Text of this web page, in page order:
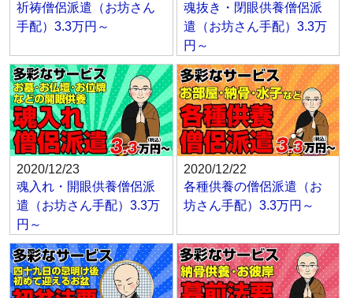
祈祷僧侶派遣（お坊さん
手配）3.3万円～
魂抜き・閉眼供養僧侶派
遣（お坊さん手配）3.3万
円～
2020/12/23
魂入れ・開眼供養僧侶派
遣（お坊さん手配）3.3万
円～
2020/12/22
各種供養の僧侶派遣（お
坊さん手配）3.3万円～